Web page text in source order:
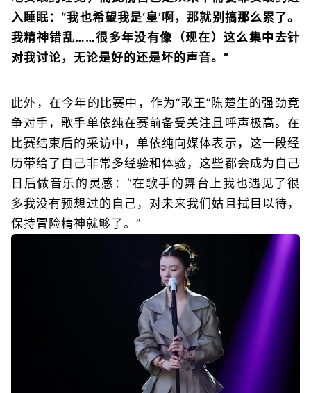
入睡眠：“我也希望我是‘皇’啊，那就别搞那么累了。
我精神错乱……很多年没有像（现在）这么集中去针
对我讨论，无论是好的还是坏的声音。”
此外，在今年的比赛中，作为“歌王”陈楚生的强劲竞
争对手，歌手单依纯在赛前备受关注且呼声极高。在
比赛结束后的采访中，单依纯向媒体表示，这一段经
历带给了自己非常多经验和体验，这些都会成为自己
日后做音乐的灵感：“在歌手的舞台上我也遇见了很
多我没有预想过的自己，对未来我们姑且拭目以待，
保持冒险精神就够了。”